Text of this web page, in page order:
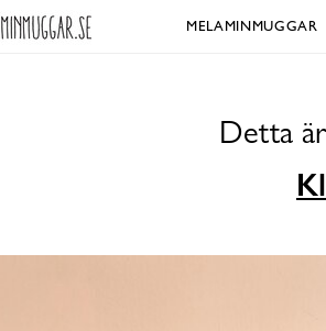
MELAMINMUGGAR
Detta